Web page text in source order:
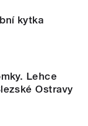
kytka
Lehce
Ostravy